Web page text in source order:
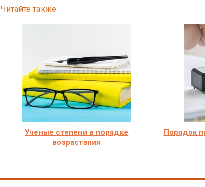
Читайте также
Ученые степени в порядке
возрастания
Порядок